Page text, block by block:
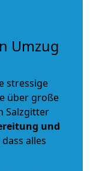
Umzug
stressige
über große
Salzgitter
und
alles